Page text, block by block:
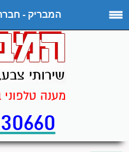
המבריק -
מענה